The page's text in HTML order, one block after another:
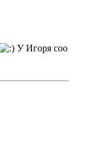
У Игоря соо